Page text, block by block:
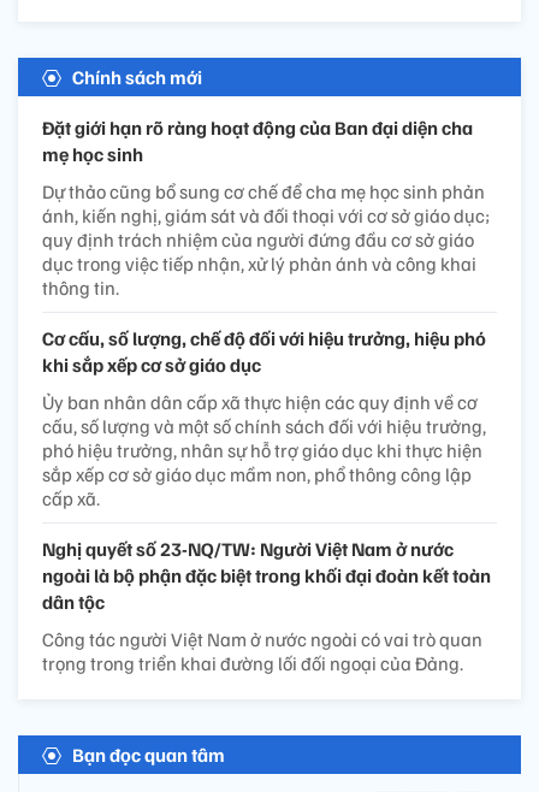
Chính sách mới
Đặt giới hạn rõ ràng hoạt động của Ban đại diện cha
mẹ học sinh
Dự thảo cũng bổ sung cơ chế để cha mẹ học sinh phản
ánh, kiến nghị, giám sát và đối thoại với cơ sở giáo dục;
quy định trách nhiệm của người đứng đầu cơ sở giáo
dục trong việc tiếp nhận, xử lý phản ánh và công khai
thông tin.
Cơ cấu, số lượng, chế độ đối với hiệu trưởng, hiệu phó
khi sắp xếp cơ sở giáo dục
Ủy ban nhân dân cấp xã thực hiện các quy định về cơ
cấu, số lượng và một số chính sách đối với hiệu trưởng,
phó hiệu trưởng, nhân sự hỗ trợ giáo dục khi thực hiện
sắp xếp cơ sở giáo dục mầm non, phổ thông công lập
cấp xã.
Nghị quyết số 23-NQ/TW: Người Việt Nam ở nước
ngoài là bộ phận đặc biệt trong khối đại đoàn kết toàn
dân tộc
Công tác người Việt Nam ở nước ngoài có vai trò quan
trọng trong triển khai đường lối đối ngoại của Đảng.
Bạn đọc quan tâm